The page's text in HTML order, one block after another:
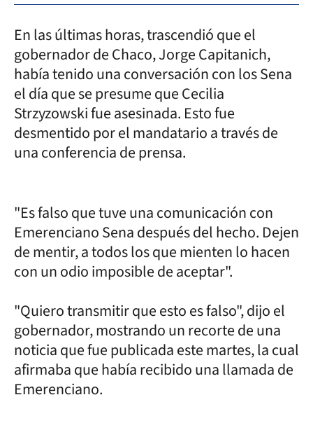
En las últimas horas, trascendió que el
gobernador de Chaco, Jorge Capitanich,
había tenido una conversación con los Sena
el día que se presume que Cecilia
Strzyzowski fue asesinada. Esto fue
desmentido por el mandatario a través de
una conferencia de prensa.
"Es falso que tuve una comunicación con
Emerenciano Sena después del hecho. Dejen
de mentir, a todos los que mienten lo hacen
con un odio imposible de aceptar".
"Quiero transmitir que esto es falso", dijo el
gobernador, mostrando un recorte de una
noticia que fue publicada este martes, la cual
afirmaba que había recibido una llamada de
Emerenciano.